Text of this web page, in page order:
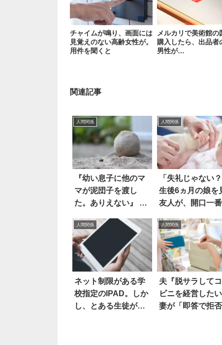
チャイムが鳴り、画面には
見覚えのない高齢女性が。
用件を聞くと
メルカリで美術館の
購入したら、出品者
男性が…
関連記事
人間関係
『幼い息子に他のマ
マが泥団子を渡し
た。ありえない』 怒
はボー然
人間関係
「失礼じゃない？
生後6ヵ月の娘を
友人が、開口一
人間関係
ネット制限がある学
校指定のIPAD。しか
し、とある生徒が
人間関係
夫『脱サラして
ビニを経営したい
妻が「即答で拒